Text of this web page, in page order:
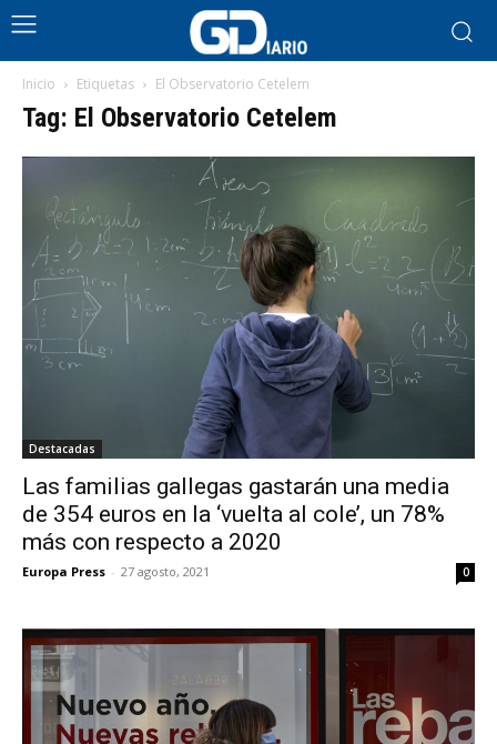
Inicio Etiquetas El Observatorio Cetelem
Tag: El Observatorio Cetelem
Destacadas
Las familias gallegas gastarán una media
de 354 euros en la ‘vuelta al cole’, un 78%
más con respecto a 2020
Europa Press - 27 agosto, 2021 0